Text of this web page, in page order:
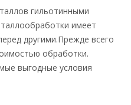
гильотинными
имеет
другими.Прежде всего
обработки.
выгодные условия